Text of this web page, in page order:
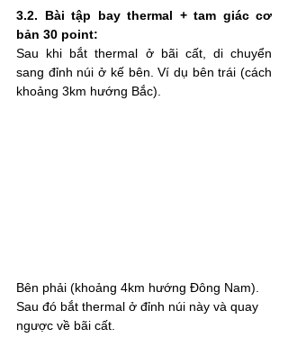
3.2. Bài tập bay thermal + tam giác cơ
bản 30 point:
Sau khi bắt thermal ở bãi cất, di chuyển
sang đỉnh núi ở kế bên. Ví dụ bên trái (cách
khoảng 3km hướng Bắc).
Bên phải (khoảng 4km hướng Đông Nam).
Sau đó bắt thermal ở đỉnh núi này và quay
ngược về bãi cất.